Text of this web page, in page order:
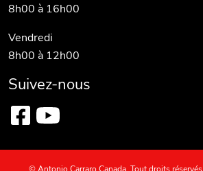
8h00 à 16h00
Vendredi
8h00 à 12h00
Suivez-nous